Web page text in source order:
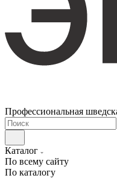
Профессиональная
Каталог
По всему сайту
По каталогу